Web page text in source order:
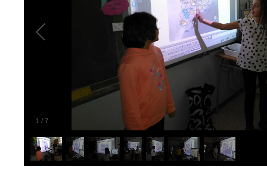
1 / 7